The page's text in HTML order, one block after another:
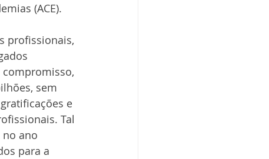
(ACE).
profissionais,
sem
e
Tal
no ano
para a